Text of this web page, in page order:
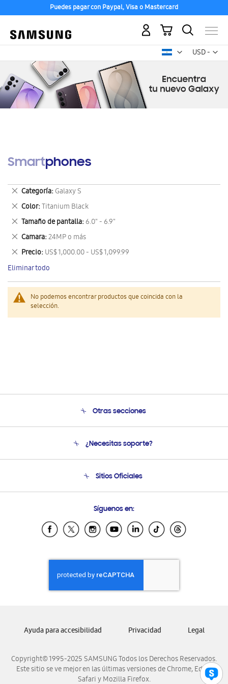
Puedes pagar con Paypal, Visa o Mastercard
USD -
dólar
Mi carrito
Smartphones
No podemos encontrar productos que coincida con la
selección.
Categoría Galaxy S
Eliminar
este
artículo
Color Titanium Black
Eliminar
este
artículo
Tamaño de pantalla 6.0" - 6.9"
Eliminar
este
artículo
Camara 24MP o más
Eliminar
este
artículo
Precio US$ 1,000.00 - US$ 1,099.99
Eliminar
este
artículo
Eliminar todo
Otras secciones
Soporte
¿Necesitas soporte?
Soporte vía eMail
Sitios Oficiales
Samsung Ecuador
Samsung El Salvador
Samsung Honduras
Samsung Nicaragua
Samsung Panamá
Samsung Venezuela
Síguenos en:
Copyright© 1995-2025 SAMSUNG Todos los Derechos Reservados.
Este sitio se ve mejor en las últimas versiones de Chrome, Edge,
Safari y Mozilla Firefox.
Ayuda para accesibilidad Privacidad Legal